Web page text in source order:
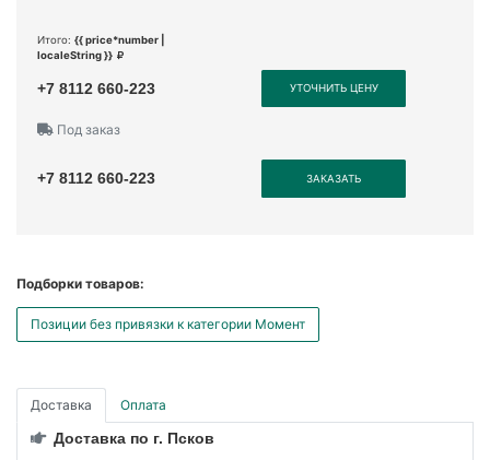
Итого: {{ price*number |
localeString }}
+7 8112 660-223 УТОЧНИТЬ ЦЕНУ
Под заказ
+7 8112 660-223 ЗАКАЗАТЬ
Подборки товаров:
Позиции без привязки к категории Момент
Доставка Оплата
Доставка по г. Псков